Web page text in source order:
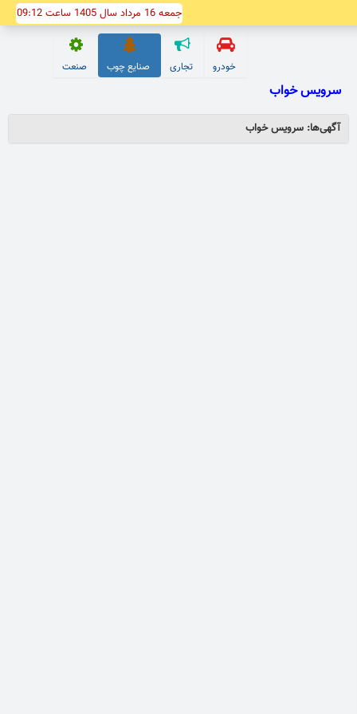
جمعه 16 مرداد سال 1405 ساعت 09:12
صنعت صنایع چوب تجاری خودرو
سرويس خواب
آگهی‌ها: سرويس خواب